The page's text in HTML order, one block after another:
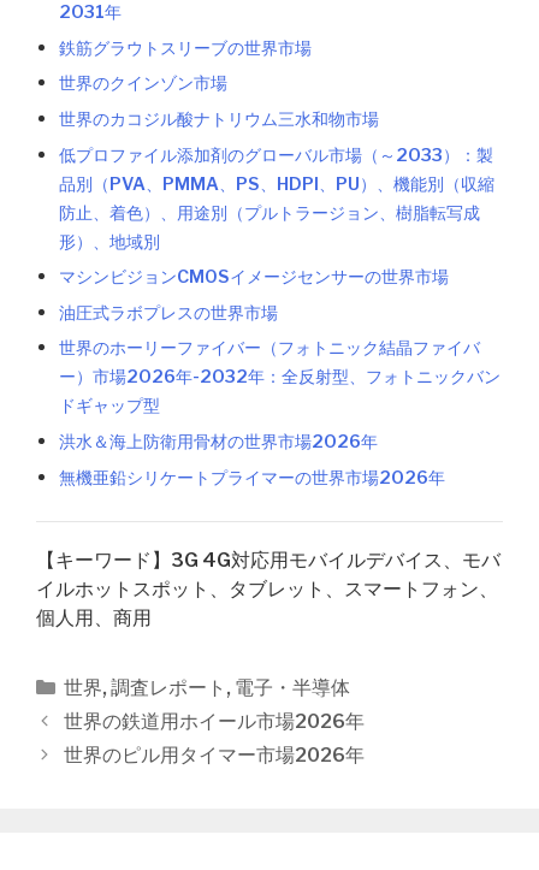
2031年
鉄筋グラウトスリーブの世界市場
世界のクインゾン市場
世界のカコジル酸ナトリウム三水和物市場
低プロファイル添加剤のグローバル市場（～2033）：製
品別（PVA、PMMA、PS、HDPI、PU）、機能別（収縮
防止、着色）、用途別（プルトラージョン、樹脂転写成
形）、地域別
マシンビジョンCMOSイメージセンサーの世界市場
油圧式ラボプレスの世界市場
世界のホーリーファイバー（フォトニック結晶ファイバ
ー）市場2026年-2032年：全反射型、フォトニックバン
ドギャップ型
洪水＆海上防衛用骨材の世界市場2026年
無機亜鉛シリケートプライマーの世界市場2026年
【キーワード】3G 4G対応用モバイルデバイス、モバ
イルホットスポット、タブレット、スマートフォン、
個人用、商用
カ
テ
ゴ
世界, 調査レポート , 電子・半導体
投
稿
世界の鉄道用ホイール市場2026年
世界のピル用タイマー市場2026年